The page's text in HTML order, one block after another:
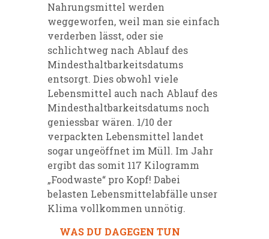
Nahrungsmittel werden
weggeworfen, weil man sie einfach
verderben lässt, oder sie
schlichtweg nach Ablauf des
Mindesthaltbarkeitsdatums
entsorgt. Dies obwohl viele
Lebensmittel auch nach Ablauf des
Mindesthaltbarkeitsdatums noch
geniessbar wären. 1/10 der
verpackten Lebensmittel landet
sogar ungeöffnet im Müll. Im Jahr
ergibt das somit 117 Kilogramm
„Foodwaste“ pro Kopf! Dabei
belasten Lebensmittelabfälle unser
Klima vollkommen unnötig.
WAS DU DAGEGEN TUN